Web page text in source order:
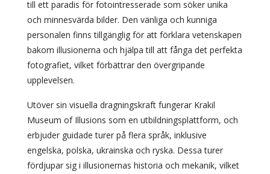
till ett paradis för fotointresserade som söker unika
och minnesvärda bilder. Den vänliga och kunniga
personalen finns tillgänglig för att förklara vetenskapen
bakom illusionerna och hjälpa till att fånga det perfekta
fotografiet, vilket förbättrar den övergripande
upplevelsen.
Utöver sin visuella dragningskraft fungerar Krakil
Museum of Illusions som en utbildningsplattform, och
erbjuder guidade turer på flera språk, inklusive
engelska, polska, ukrainska och ryska. Dessa turer
fördjupar sig i illusionernas historia och mekanik, vilket